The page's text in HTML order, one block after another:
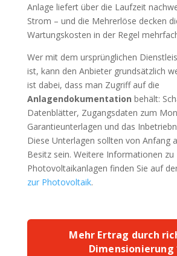
Anlage liefert über die Laufzeit
Strom – und die Mehrerlöse decken
Wartungskosten in der Regel
Wer mit dem ursprünglichen
ist, kann den Anbieter grundsätzlich
ist dabei, dass man Zugriff auf die
Anlagendokumentation behält:
Datenblätter, Zugangsdaten zum
Garantieunterlagen und das
Diese Unterlagen sollten von Anfang
Besitz sein. Weitere Informationen zu
Photovoltaikanlagen finden Sie auf
zur Photovoltaik.
Mehr Ertrag durch
Dimensionierung